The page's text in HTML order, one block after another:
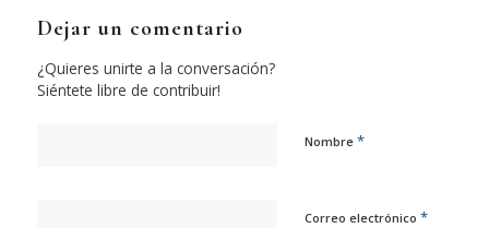
Dejar un comentario
¿Quieres unirte a la conversación?
Siéntete libre de contribuir!
Nombre *
Correo electrónico *